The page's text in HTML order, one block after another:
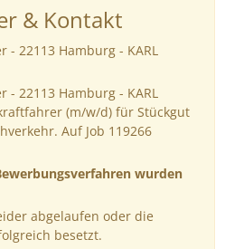
& Kontakt
- 22113 Hamburg - KARL
- 22113 Hamburg - KARL
(m/w/d) für Stückgut
Auf Job 119266
wurden
abgelaufen oder die
besetzt.